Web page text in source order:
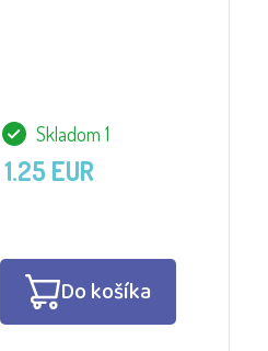
Skladom 1
1.25 EUR
Do košíka